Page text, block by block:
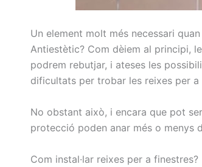
Un element molt més necessari
Antiestètic? Com dèiem al principi,
podrem rebutjar, i ateses les
dificultats per trobar les reixes per
No obstant això, i encara que pot
protecció poden anar més o menys
Com instal·lar reixes per a finestres?